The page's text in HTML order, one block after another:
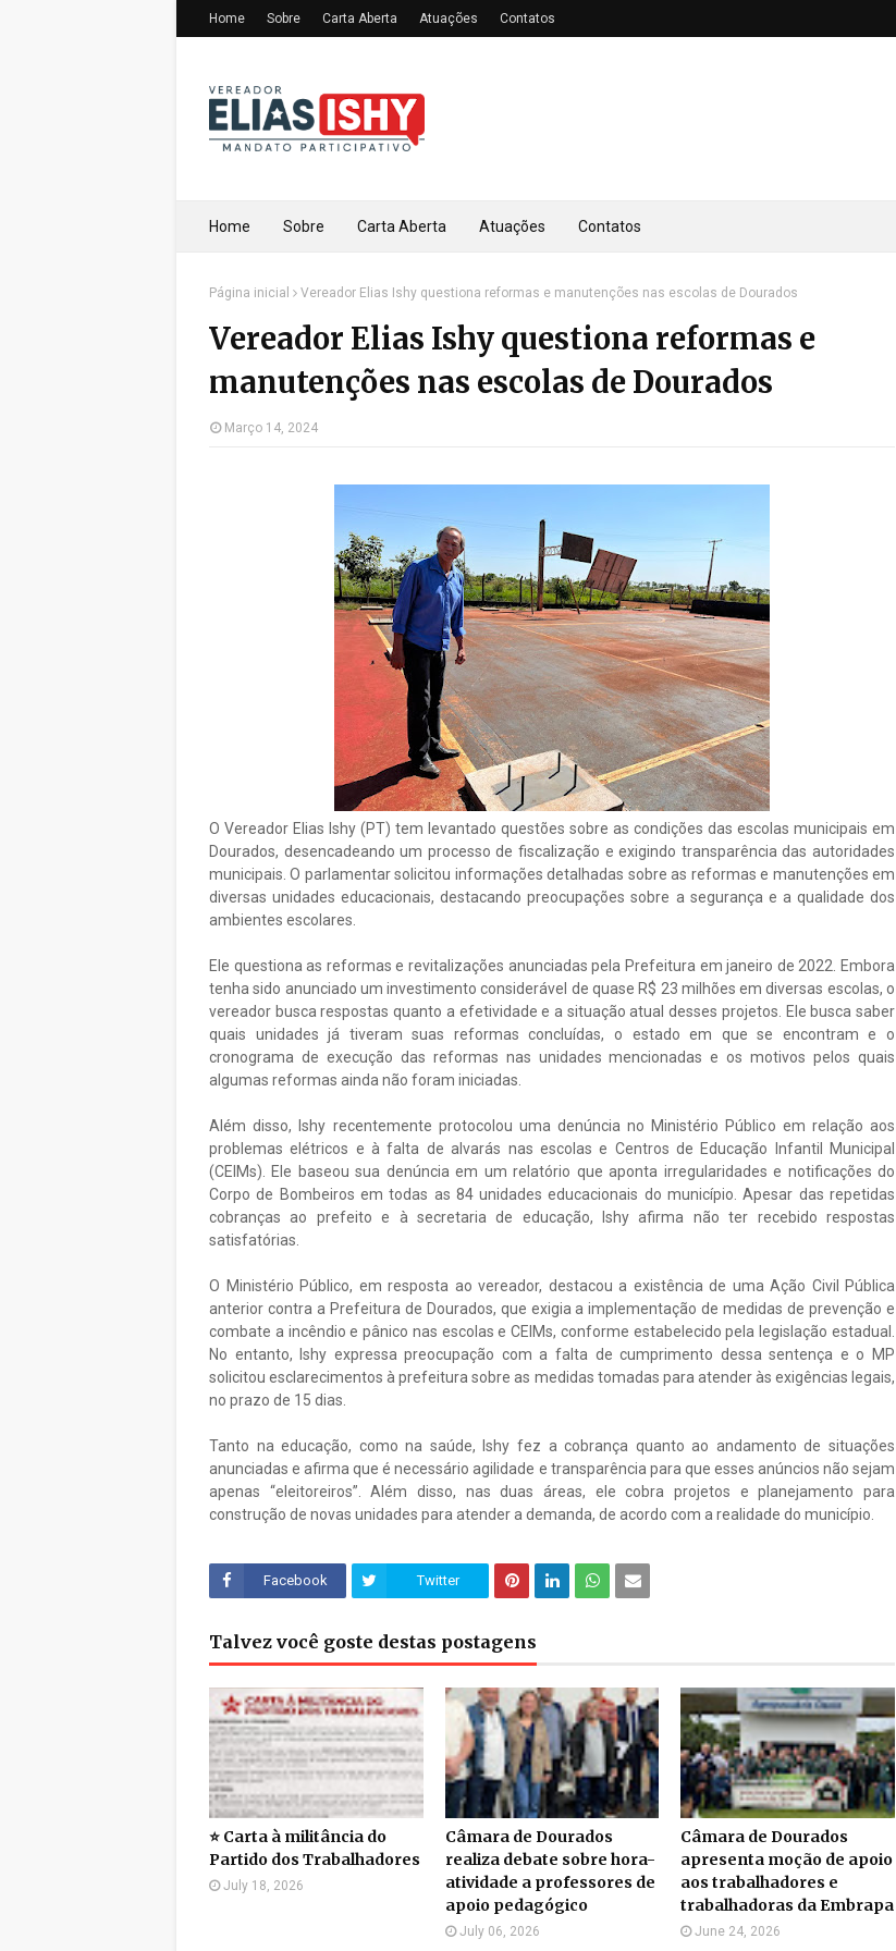
Home Sobre Carta Aberta Atuações Contatos
Home Sobre Carta Aberta Atuações Contatos
Página inicial Vereador Elias Ishy questiona reformas e manutenções nas escolas de Dourados
Vereador Elias Ishy questiona reformas e
manutenções nas escolas de Dourados
Março 14, 2024
O Vereador Elias Ishy (PT) tem levantado questões sobre as condições das escolas municipais em
Dourados, desencadeando um processo de fiscalização e exigindo transparência das autoridades
municipais. O parlamentar solicitou informações detalhadas sobre as reformas e manutenções em
diversas unidades educacionais, destacando preocupações sobre a segurança e a qualidade dos
ambientes escolares.
Ele questiona as reformas e revitalizações anunciadas pela Prefeitura em janeiro de 2022. Embora
tenha sido anunciado um investimento considerável de quase R$ 23 milhões em diversas escolas, o
vereador busca respostas quanto a efetividade e a situação atual desses projetos. Ele busca saber
quais unidades já tiveram suas reformas concluídas, o estado em que se encontram e o
cronograma de execução das reformas nas unidades mencionadas e os motivos pelos quais
algumas reformas ainda não foram iniciadas.
Além disso, Ishy recentemente protocolou uma denúncia no Ministério Público em relação aos
problemas elétricos e à falta de alvarás nas escolas e Centros de Educação Infantil Municipal
(CEIMs). Ele baseou sua denúncia em um relatório que aponta irregularidades e notificações do
Corpo de Bombeiros em todas as 84 unidades educacionais do município. Apesar das repetidas
cobranças ao prefeito e à secretaria de educação, Ishy afirma não ter recebido respostas
satisfatórias.
O Ministério Público, em resposta ao vereador, destacou a existência de uma Ação Civil Pública
anterior contra a Prefeitura de Dourados, que exigia a implementação de medidas de prevenção e
combate a incêndio e pânico nas escolas e CEIMs, conforme estabelecido pela legislação estadual.
No entanto, Ishy expressa preocupação com a falta de cumprimento dessa sentença e o MP
solicitou esclarecimentos à prefeitura sobre as medidas tomadas para atender às exigências legais,
no prazo de 15 dias.
Tanto na educação, como na saúde, Ishy fez a cobrança quanto ao andamento de situações
anunciadas e afirma que é necessário agilidade e transparência para que esses anúncios não sejam
apenas “eleitoreiros”. Além disso, nas duas áreas, ele cobra projetos e planejamento para
construção de novas unidades para atender a demanda, de acordo com a realidade do município.
Facebook Twitter
Talvez você goste destas postagens
⭐ Carta à militância do
Partido dos Trabalhadores
July 18, 2026
Câmara de Dourados
realiza debate sobre hora-
atividade a professores de
apoio pedagógico
July 06, 2026
Câmara de Dourados
apresenta moção de apoio
aos trabalhadores e
trabalhadoras da Embrapa
June 24, 2026